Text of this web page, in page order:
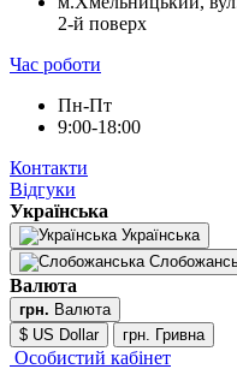
2-й поверх
Час роботи
Пн-Пт
9:00-18:00
Контакти
Відгуки
Українська
Українська
Валюта
грн. Валюта
$ US Dollar
грн. Гривна
Особистий кабінет